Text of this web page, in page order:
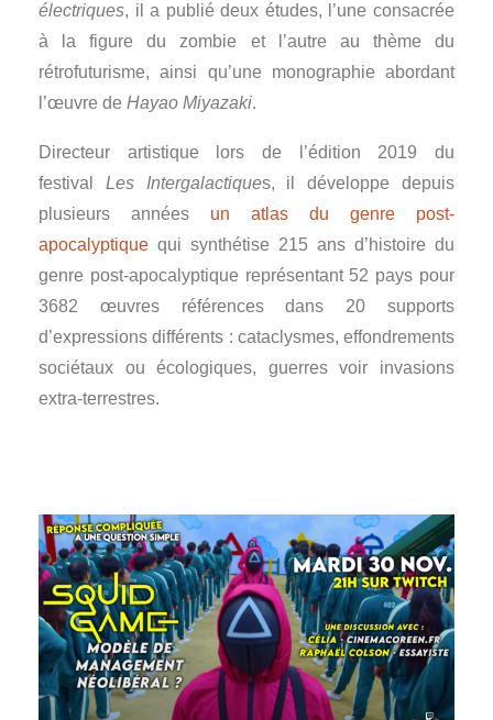
électriques, il a publié deux études, l’une consacrée
à la figure du zombie et l’autre au thème du
rétrofuturisme, ainsi qu’une monographie abordant
l’œuvre de Hayao Miyazaki.
Directeur artistique lors de l’édition 2019 du
festival Les Intergalactiques, il développe depuis
plusieurs années un atlas du genre post-
apocalyptique qui synthétise 215 ans d’histoire du
genre post-apocalyptique représentant 52 pays pour
3682 œuvres références dans 20 supports
d’expressions différents : cataclysmes, effondrements
sociétaux ou écologiques, guerres voir invasions
extra-terrestres.